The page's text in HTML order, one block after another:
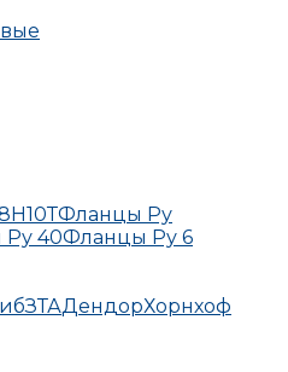
Фланцы Ру
40Фланцы Ру 6
ДендорХорнхоф